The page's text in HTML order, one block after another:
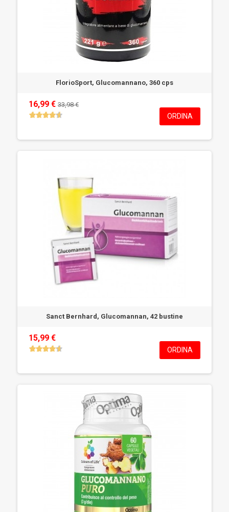
FlorioSport, Glucomannano, 360 cps
16,99 € 33,98 €
ORDINA
Sanct Bernhard, Glucomannan, 42 bustine
15,99 €
ORDINA